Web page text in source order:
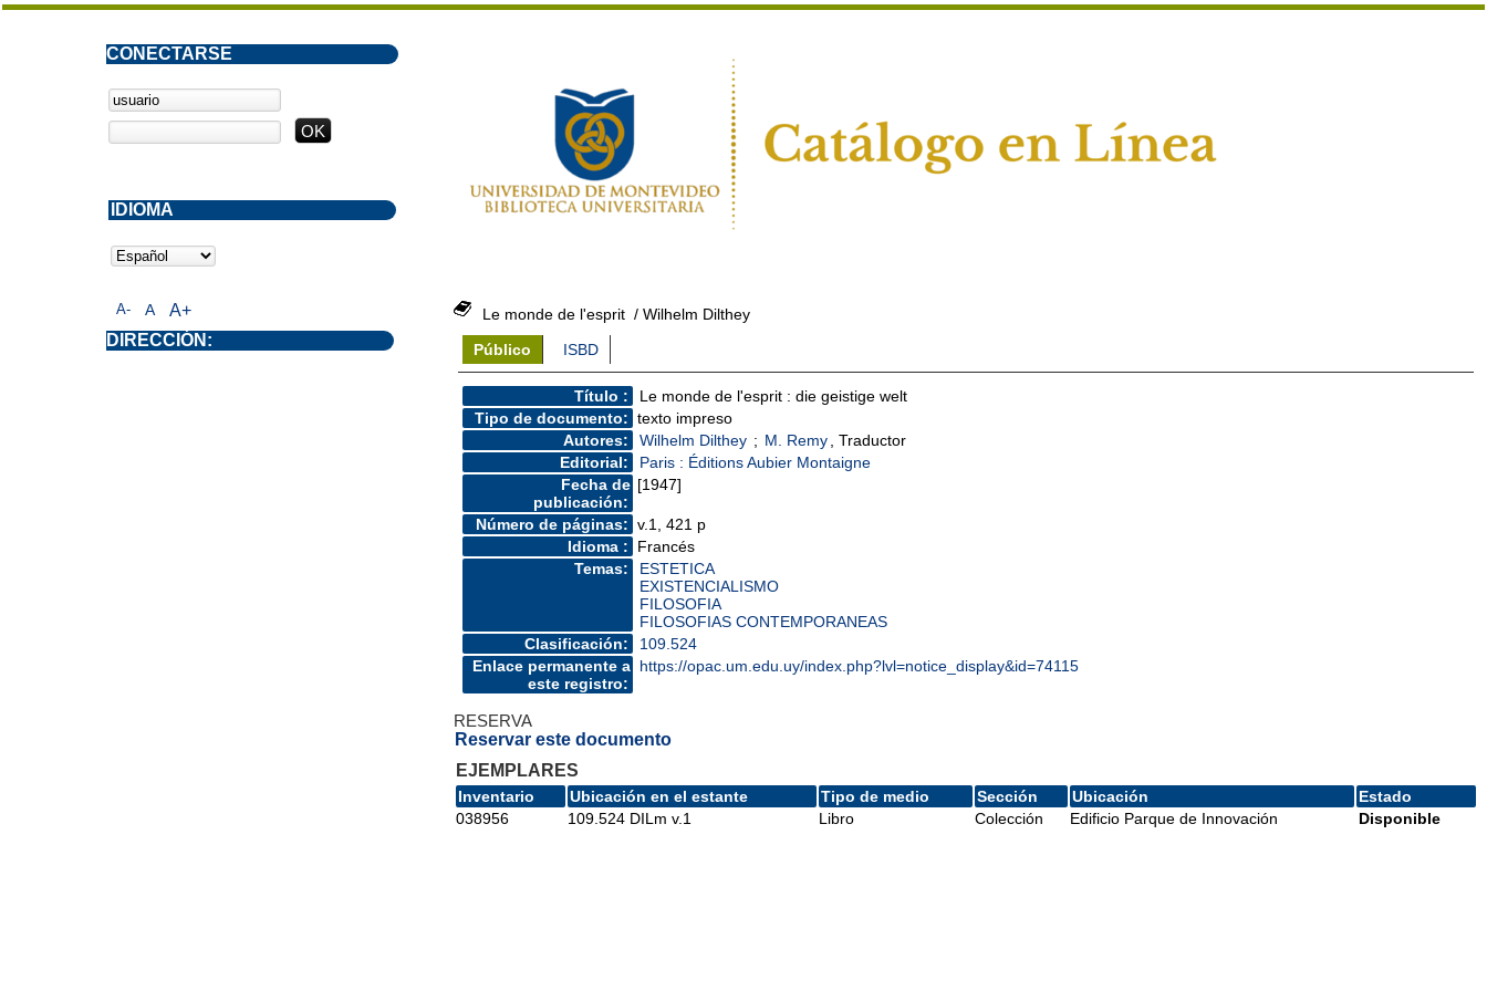
Le monde de l'esprit / Wilhelm Dilthey
Público
ISBD
Título :
Le monde de l'esprit : die geistige welt
Tipo de documento: texto impreso
Autores:
Wilhelm Dilthey ; M. Remy
, Traductor
Editorial:
Paris : Éditions Aubier Montaigne
Fecha de
publicación:
[1947]
Número de páginas: v.1, 421 p
Idioma :
Francés
Temas:
ESTETICA
EXISTENCIALISMO
FILOSOFIA
FILOSOFIAS CONTEMPORANEAS
Clasificación:
109.524
Enlace permanente a
este registro:
https://opac.um.edu.uy/index.php?lvl=notice_display&id=74115
RESERVA
Reservar este documento
EJEMPLARES
Inventario Ubicación en el estante Tipo de medio Sección Ubicación
Estado
038956
109.524 DILm v.1 Libro Colección Edificio Parque de Innovación Disponible
A- A A+
CONECTARSE
DIRECCIÓN:
IDIOMA